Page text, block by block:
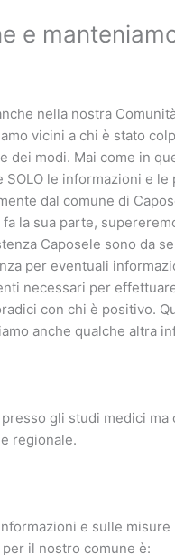
e
nella nostra
vicini a chi è stato
dei modi. Mai come in
SOLO le informazioni e
dal comune di
la sua parte,
Caposele sono da
per eventuali
necessari per
con chi è positivo.
anche qualche altra
gli studi medici
regionale.
e sulle
il nostro comune è: